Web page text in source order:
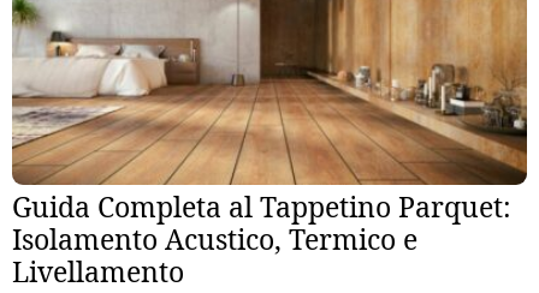
Guida Completa al Tappetino Parquet:
Isolamento Acustico, Termico e
Livellamento